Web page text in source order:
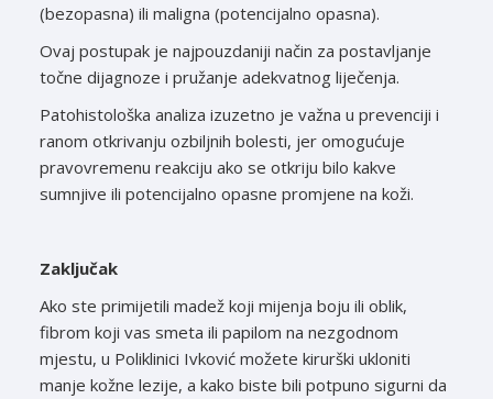
(bezopasna) ili maligna (potencijalno opasna).
Ovaj postupak je najpouzdaniji način za postavljanje
točne dijagnoze i pružanje adekvatnog liječenja.
Patohistološka analiza izuzetno je važna u prevenciji i
ranom otkrivanju ozbiljnih bolesti, jer omogućuje
pravovremenu reakciju ako se otkriju bilo kakve
sumnjive ili potencijalno opasne promjene na koži.
Zaključak
Ako ste primijetili madež koji mijenja boju ili oblik,
fibrom koji vas smeta ili papilom na nezgodnom
mjestu, u Poliklinici Ivković možete kirurški ukloniti
manje kožne lezije, a kako biste bili potpuno sigurni da